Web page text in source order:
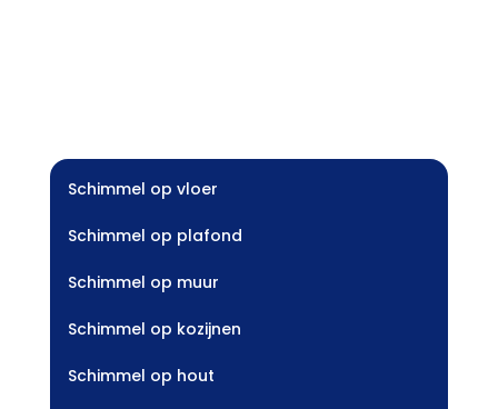
Schimmel op vloer
Schimmel op plafond
Schimmel op muur
Schimmel op kozijnen
Schimmel op hout